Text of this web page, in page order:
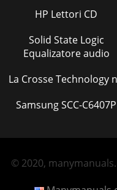
HP Lettori CD
Solid State Logic
Equalizatore audio
La Crosse Technology
Samsung SCC-C6407P
© 2020,